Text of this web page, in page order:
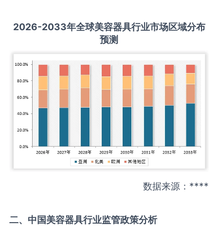
2026-2033年全球美容器具行业市场区域分布
预测
数据来源：****
二、中国美容器具行业监管政策分析